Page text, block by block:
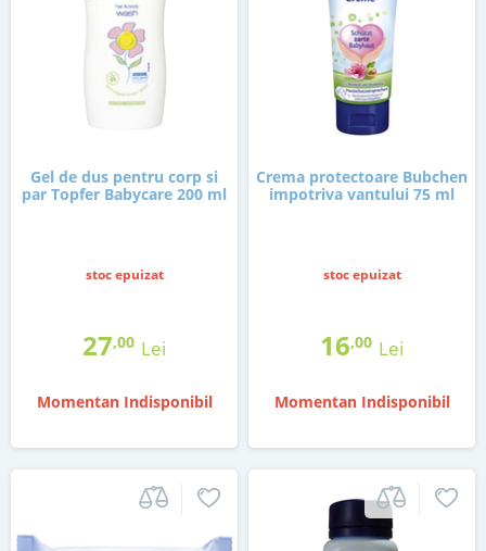
Gel de dus pentru corp si
par Topfer Babycare 200 ml
stoc epuizat
27,00 Lei
Momentan Indisponibil
Crema protectoare Bubchen
impotriva vantului 75 ml
stoc epuizat
16,00 Lei
Momentan Indisponibil